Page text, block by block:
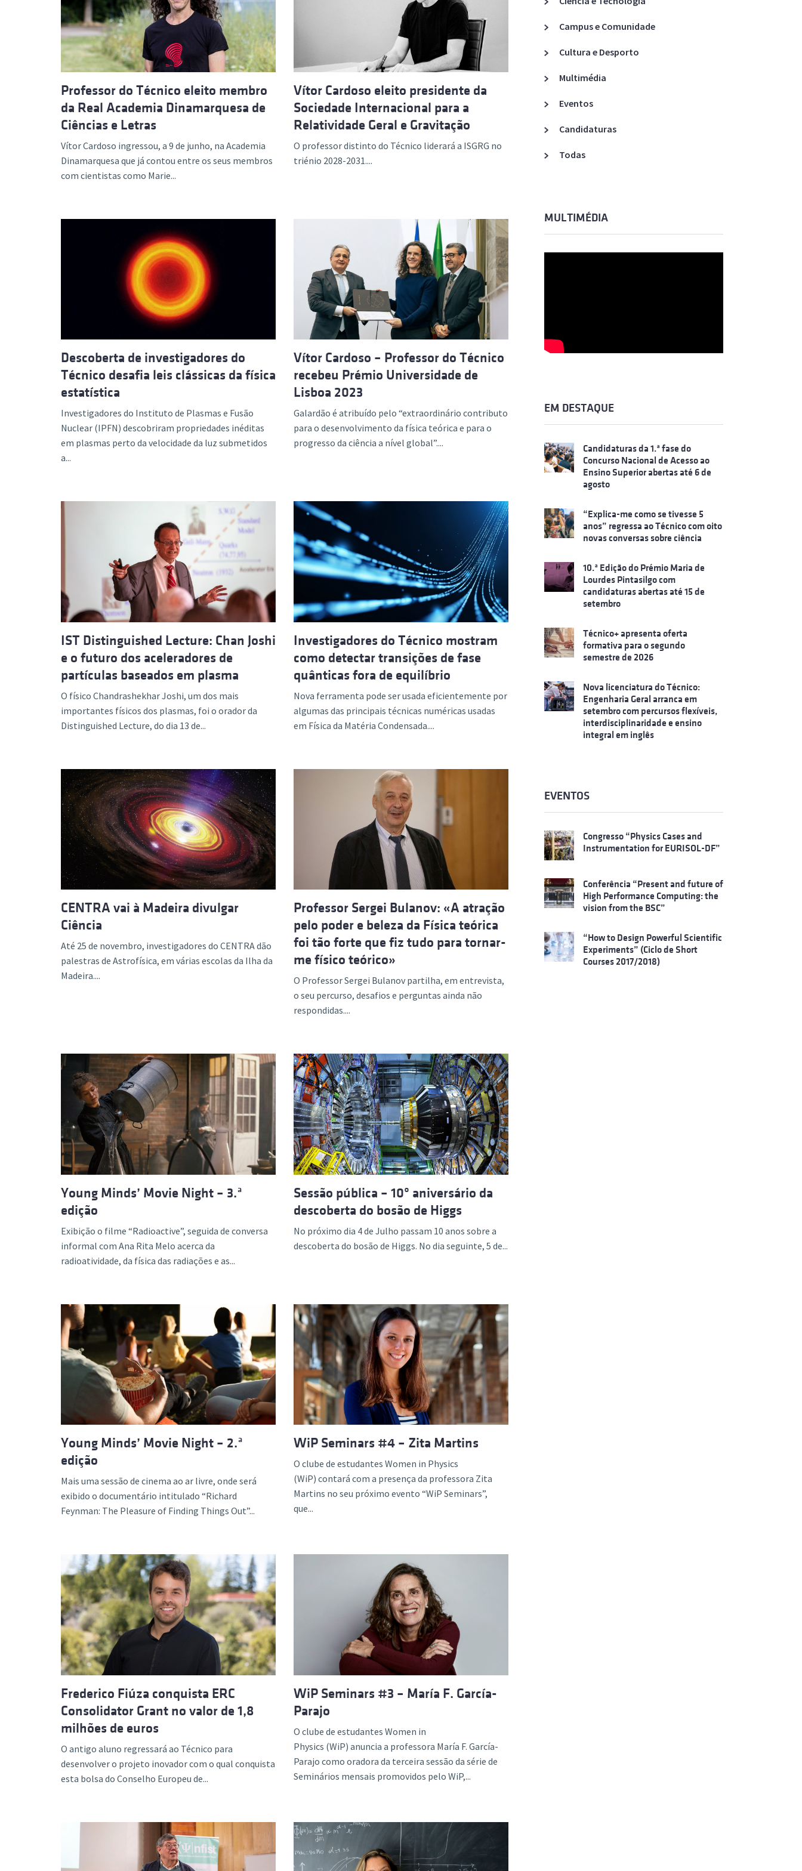
Formação Avançada
Acreditações A3ES
Professor do Técnico eleito membro
da Real Academia Dinamarquesa de
Ciências e Letras
Vítor Cardoso ingressou, a 9 de junho, na Academia
Dinamarquesa que já contou entre os seus membros
com cientistas como Marie...
Vítor Cardoso eleito presidente da
Sociedade Internacional para a
Relatividade Geral e Gravitação
O professor distinto do Técnico liderará a ISGRG no
triénio 2028-2031....
Descoberta de investigadores do
Técnico desafia leis clássicas da física
estatística
Investigadores do Instituto de Plasmas e Fusão
Nuclear (IPFN) descobriram propriedades inéditas
em plasmas perto da velocidade da luz submetidos
a...
Vítor Cardoso – Professor do Técnico
recebeu Prémio Universidade de
Lisboa 2023
Galardão é atribuído pelo “extraordinário contributo
para o desenvolvimento da física teórica e para o
progresso da ciência a nível global”....
IST Distinguished Lecture: Chan Joshi
e o futuro dos aceleradores de
partículas baseados em plasma
O físico Chandrashekhar Joshi, um dos mais
importantes físicos dos plasmas, foi o orador da
Distinguished Lecture, do dia 13 de...
Investigadores do Técnico mostram
como detectar transições de fase
quânticas fora de equilíbrio
Nova ferramenta pode ser usada eficientemente por
algumas das principais técnicas numéricas usadas
em Física da Matéria Condensada....
CENTRA vai à Madeira divulgar
Ciência
Até 25 de novembro, investigadores do CENTRA dão
palestras de Astrofísica, em várias escolas da Ilha da
Madeira....
Professor Sergei Bulanov: «A atração
pelo poder e beleza da Física teórica
foi tão forte que fiz tudo para tornar-
me físico teórico»
O Professor Sergei Bulanov partilha, em entrevista,
o seu percurso, desafios e perguntas ainda não
respondidas....
Young Minds’ Movie Night – 3.ª
edição
Exibição o filme “Radioactive”, seguida de conversa
informal com Ana Rita Melo acerca da
radioatividade, da física das radiações e as...
Sessão pública – 10º aniversário da
descoberta do bosão de Higgs
No próximo dia 4 de Julho passam 10 anos sobre a
descoberta do bosão de Higgs. No dia seguinte, 5 de...
Young Minds’ Movie Night – 2.ª
edição
Mais uma sessão de cinema ao ar livre, onde será
exibido o documentário intitulado “Richard
Feynman: The Pleasure of Finding Things Out”...
WiP Seminars #4 – Zita Martins
O clube de estudantes Women in Physics
(WiP) contará com a presença da professora Zita
Martins no seu próximo evento “WiP Seminars”,
que...
Frederico Fiúza conquista ERC
Consolidator Grant no valor de 1,8
milhões de euros
O antigo aluno regressará ao Técnico para
desenvolver o projeto inovador com o qual conquista
esta bolsa do Conselho Europeu de...
WiP Seminars #3 – María F. García-
Parajo
O clube de estudantes Women in
Physics (WiP) anuncia a professora María F. García-
Parajo como oradora da terceira sessão da série de
Seminários mensais promovidos pelo WiP,...
Campus e Comunidade
Cultura e Desporto
Multimédia
Eventos
Candidaturas
Todas
MULTIMÉDIA
EM DESTAQUE
Candidaturas da 1.ª fase do
Concurso Nacional de Acesso ao
Ensino Superior abertas até 6 de
agosto
“Explica-me como se tivesse 5
anos” regressa ao Técnico com oito
novas conversas sobre ciência
10.ª Edição do Prémio Maria de
Lourdes Pintasilgo com
candidaturas abertas até 15 de
setembro
Técnico+ apresenta oferta
formativa para o segundo
semestre de 2026
Nova licenciatura do Técnico:
Engenharia Geral arranca em
setembro com percursos flexíveis,
interdisciplinaridade e ensino
integral em inglês
EVENTOS
Congresso “Physics Cases and
Instrumentation for EURISOL-DF”
Conferência “Present and future of
High Performance Computing: the
vision from the BSC”
“How to Design Powerful Scientific
Experiments” (Ciclo de Short
Courses 2017/2018)